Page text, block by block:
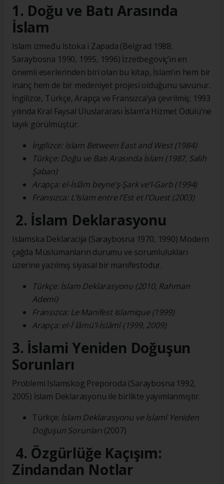
1. Doğu ve Batı Arasında
İslam
Islam između Istoka i Zapada (Belgrad 1988;
Saraybosna 1990, 1995, 1996) İzzetbegoviç’in en
önemli eserlerinden biri olan bu kitap, İslam’ın hem bir
inanç hem de bir medeniyet projesi olduğunu savunur.
İngilizce, Türkçe, Arapça ve Fransızca’ya çevrilmiş; 1993
yılında Kral Faysal Uluslararası İslam’a Hizmet Ödülü’ne
layık görülmüştür.
İngilizce: Islam Between East and West (1984)
Türkçe: Doğu ve Batı Arasında İslam (1987, Salih
Şaban)
Arapça: el-İslâm beyne’ş-Şark ve’l-Garb (1994)
Fransızca: L’Islam entre l’Est et l’Ouest (2003)
2. İslam Deklarasyonu
Islamska Deklaracija (Saraybosna 1970, 1990) Modern
çağda Müslümanların durumu ve sorumlulukları
üzerine yazılmış siyasal bir manifestodur.
Türkçe: İslam Deklarasyonu (2010, Rahman
Ademi)
Fransızca: Le Manifest Islamique (1999)
Arapça: el-İʿlâmü’l-İslâmî (1999, 2009)
3. İslami Yeniden Doğuşun
Sorunları
Problemi Islamskog Preporoda (Saraybosna 1992,
2005) İslam Deklarasyonu ile birlikte yayımlanmıştır.
Türkçe: İslam Deklarasyonu ve İslamî Yeniden
Doğuşun Sorunları(2007)
4. Özgürlüğe Kaçışım:
Zindandan Notlar